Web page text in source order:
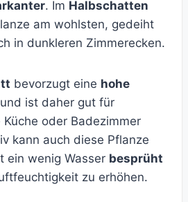
. Im Halbschatten
am wohlsten, gedeiht
in dunkleren Zimmerecken.
bevorzugt eine hohe
und ist daher gut für
Küche oder Badezimmer
kann auch diese Pflanze
ein wenig Wasser besprüht
zu erhöhen.